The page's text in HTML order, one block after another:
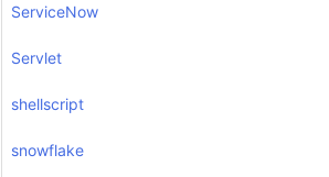
ServiceNow
Servlet
shellscript
snowflake